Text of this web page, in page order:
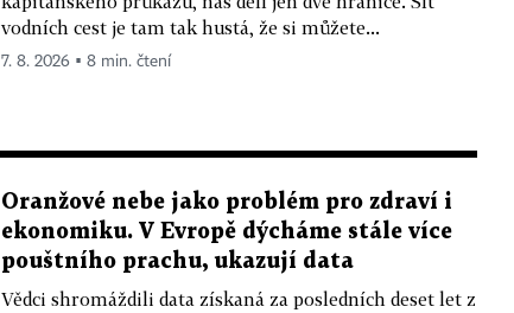
vodních cest je tam tak hustá, že si můžete...
7. 8. 2026 ▪ 8 min. čtení
Oranžové nebe jako problém pro zdraví i
ekonomiku. V Evropě dýcháme stále více
pouštního prachu, ukazují data
Vědci shromáždili data získaná za posledních deset let z